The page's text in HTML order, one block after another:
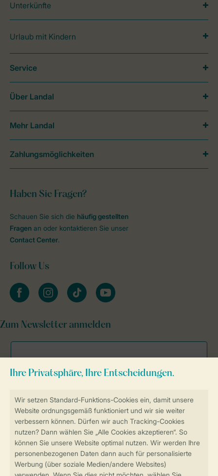
Sicher und schnell zur Online-Buchung
Sichere Datenübertragung
Sicheres Bezahlen
Unterkünfte
Urlaub mit Kindern
Haben Sie Fragen?
Schauen Sie sich die häufig gestellten
Fragen an oder kontaktieren Sie unser
Contact Center.
Follow Us
facebookinstagramtiktok youtube
Zum Newsletter anmelden
Service
Über Landal
Mehr Landal
Zahlungsmöglichkeiten